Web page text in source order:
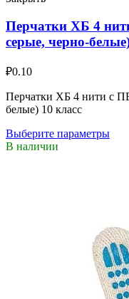
Перчатки ХБ 4
серые, черно-
₽0.10
Перчатки ХБ 4 нити с
белые) 10 класс
Выберите параметры
В наличии